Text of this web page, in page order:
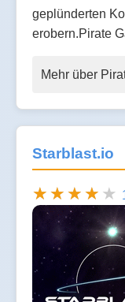
geplünderten
erobern.Pirate
Mehr über
Starblast.io